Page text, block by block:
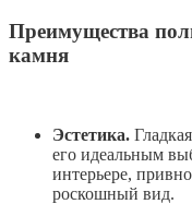
Преимущества
камня
Эстетика.
его идеальным
интерьере,
роскошный вид.